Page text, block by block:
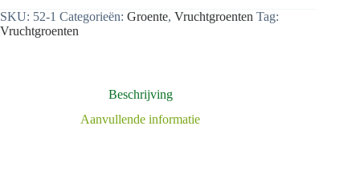
SKU: 52-1 Categorieën: Groente, Vruchtgroenten Tag:
Vruchtgroenten
Beschrijving
Aanvullende informatie